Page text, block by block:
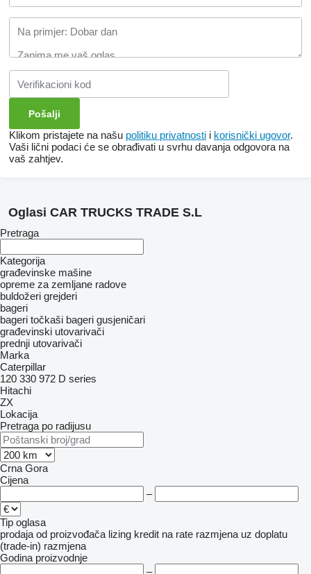
Klikom pristajete na našu politiku privatnosti i korisnički ugovor.
Vaši lični podaci će se obrađivati ​​u svrhu davanja odgovora na
vaš zahtjev.
Oglasi CAR TRUCKS TRADE S.L
Pretraga
Kategorija
građevinske mašine
opreme za zemljane radove
buldožeri grejderi
bageri
bageri točkaši bageri gusjeničari
građevinski utovarivači
prednji utovarivači
Marka
Caterpillar
120 330 972 D series
Hitachi
ZX
Lokacija
Pretraga po radijusu
Crna Gora
Cijena
–
Tip oglasa
prodaja od proizvođača lizing kredit na rate razmjena uz doplatu
(trade-in) razmjena
Godina proizvodnje
–